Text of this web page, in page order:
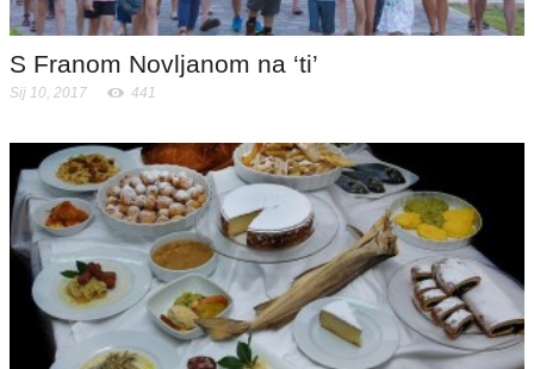
S Franom Novljanom na ‘ti’
Sij 10, 2017 441